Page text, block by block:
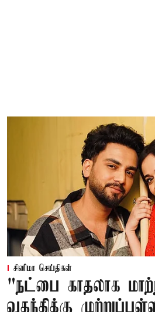
சினிமா செய்திகள்
"நட்பை காதலாக
வதந்திக்கு